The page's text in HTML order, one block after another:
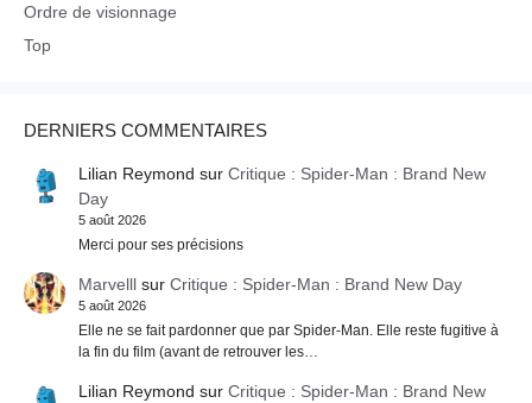
Ordre de visionnage
Top
DERNIERS COMMENTAIRES
Lilian Reymond sur Critique : Spider-Man : Brand New
Day
5 août 2026
Merci pour ses précisions
Marvelllsur Critique : Spider-Man : Brand New Day
5 août 2026
Elle ne se fait pardonner que par Spider-Man. Elle reste fugitive à
la fin du film (avant de retrouver les…
Lilian Reymond sur Critique : Spider-Man : Brand New